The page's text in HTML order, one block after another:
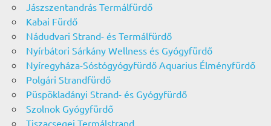
Jászszentandrás Termálfürdő
Kabai Fürdő
Nádudvari Strand- és Termálfürdő
Nyírbátori Sárkány Wellness és Gyógyfürdő
Nyíregyháza-Sóstógyógyfürdő Aquarius Élményfürdő
Polgári Strandfürdő
Püspökladányi Strand- és Gyógyfürdő
Szolnok Gyógyfürdő
Tiszacsegei Termálstrand